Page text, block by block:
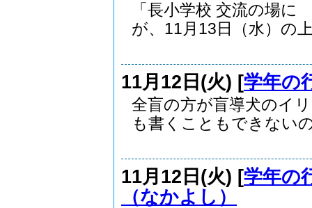
「長小学校 交流の場
が、11月13日（水）の
11月12日(火) [学年の
全盲の方が盲導犬のイ
も書くこともできない
11月12日(火) [学年の
（なかよし）